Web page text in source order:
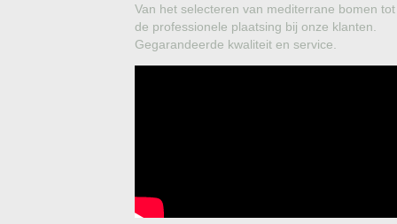
Van het selecteren van mediterrane bomen tot
de professionele plaatsing bij onze klanten.
Gegarandeerde kwaliteit en service.